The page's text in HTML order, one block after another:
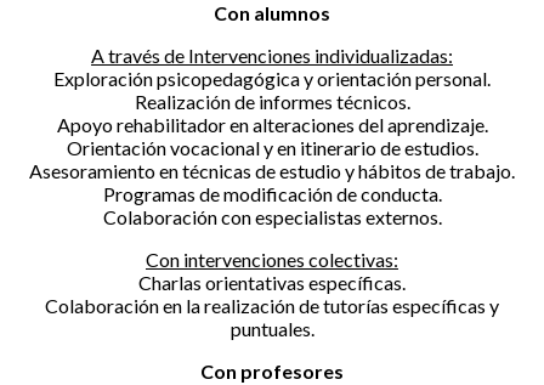
Con alumnos
A través de Intervenciones individualizadas:
Exploración psicopedagógica y orientación personal.
Realización de informes técnicos.
Apoyo rehabilitador en alteraciones del aprendizaje.
Orientación vocacional y en itinerario de estudios.
Asesoramiento en técnicas de estudio y hábitos de trabajo.
Programas de modificación de conducta.
Colaboración con especialistas externos.
Con intervenciones colectivas:
Charlas orientativas específicas.
Colaboración en la realización de tutorías específicas y
puntuales.
Con profesores